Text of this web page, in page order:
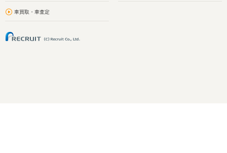
車買取・車査定